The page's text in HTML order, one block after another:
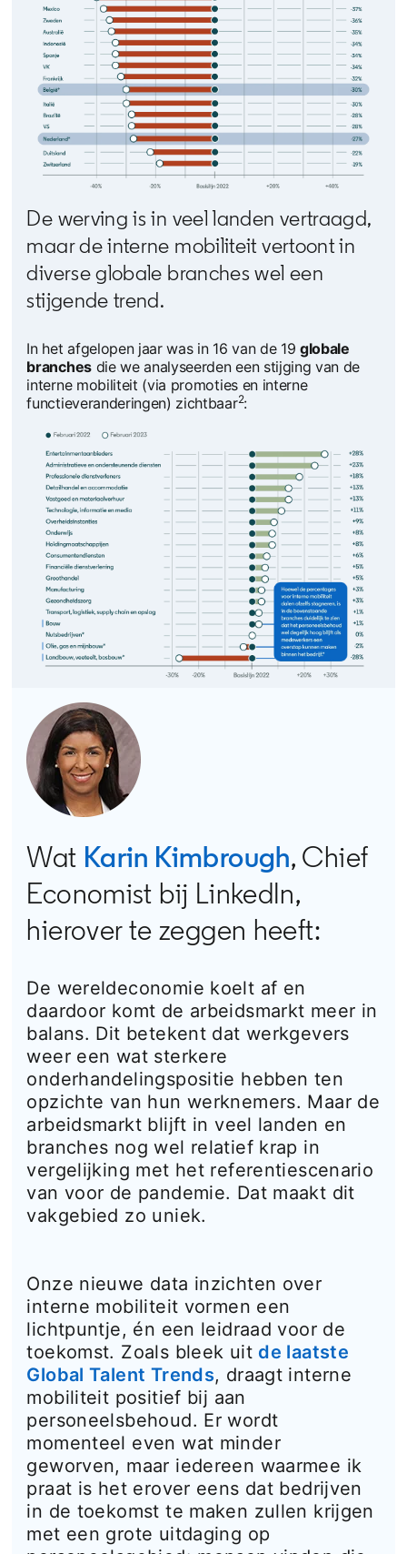
De werving is in veel landen vertraagd,
maar de interne mobiliteit vertoont in
diverse globale branches wel een
stijgende trend.
In het afgelopen jaar was in 16 van de 19 globale
branchesdie we analyseerden een stijging van de
interne mobiliteit (via promoties en interne
functieveranderingen) zichtbaar2:
Wat Karin Kimbrough, Chief
Economist bij LinkedIn,
hierover te zeggen heeft:
De wereldeconomie koelt af en
daardoor komt de arbeidsmarkt meer in
balans. Dit betekent dat werkgevers
weer een wat sterkere
onderhandelingspositie hebben ten
opzichte van hun werknemers. Maar de
arbeidsmarkt blijft in veel landen en
branches nog wel relatief krap in
vergelijking met het referentiescenario
van voor de pandemie. Dat maakt dit
vakgebied zo uniek.
Onze nieuwe data inzichten over
interne mobiliteit vormen een
lichtpuntje, én een leidraad voor de
toekomst. Zoals bleek uitde laatste
Global Talent Trends, draagt interne
mobiliteit positief bij aan
personeelsbehoud. Er wordt
momenteel even wat minder
geworven, maar iedereen waarmee ik
praat is het erover eens dat bedrijven
in de toekomst te maken zullen krijgen
met een grote uitdaging op